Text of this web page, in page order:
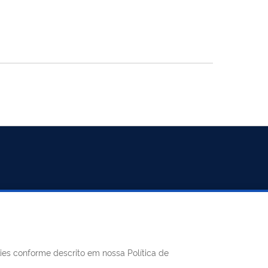
REDES SOCIAIS
conforme descrito em nossa Política de